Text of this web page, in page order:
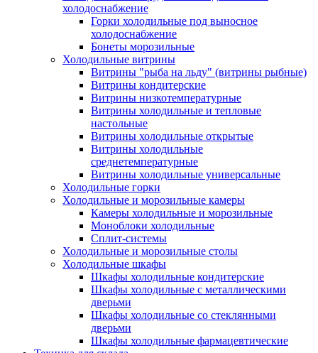
холодоснабжение
Горки холодильные под выносное
холодоснабжение
Бонеты морозильные
Холодильные витрины
Витрины "рыба на льду" (витрины рыбные)
Витрины кондитерские
Витрины низкотемпературные
Витрины холодильные и тепловые
настольные
Витрины холодильные открытые
Витрины холодильные
среднетемпературные
Витрины холодильные универсальные
Холодильные горки
Холодильные и морозильные камеры
Камеры холодильные и морозильные
Моноблоки холодильные
Сплит-системы
Холодильные и морозильные столы
Холодильные шкафы
Шкафы холодильные кондитерские
Шкафы холодильные с металлическими
дверьми
Шкафы холодильные со стеклянными
дверьми
Шкафы холодильные фармацевтические